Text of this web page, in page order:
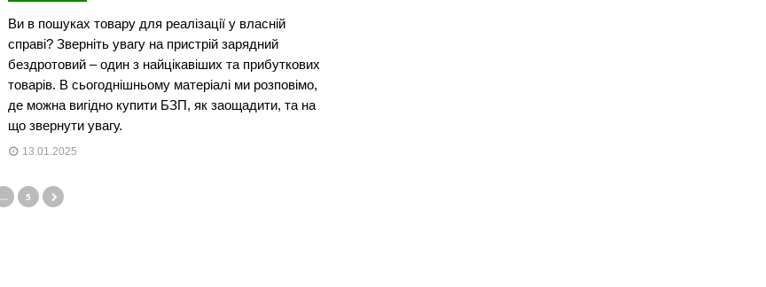
Ви в пошуках товару для реалізації у власній
справі? Зверніть увагу на пристрій зарядний
бездротовий – один з найцікавіших та прибуткових
товарів. В сьогоднішньому матеріалі ми розповімо,
де можна вигідно купити БЗП, як заощадити, та на
що звернути увагу.
13.01.2025
… 5